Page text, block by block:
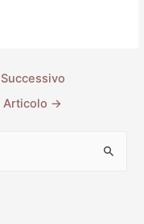
Successivo
Articolo →